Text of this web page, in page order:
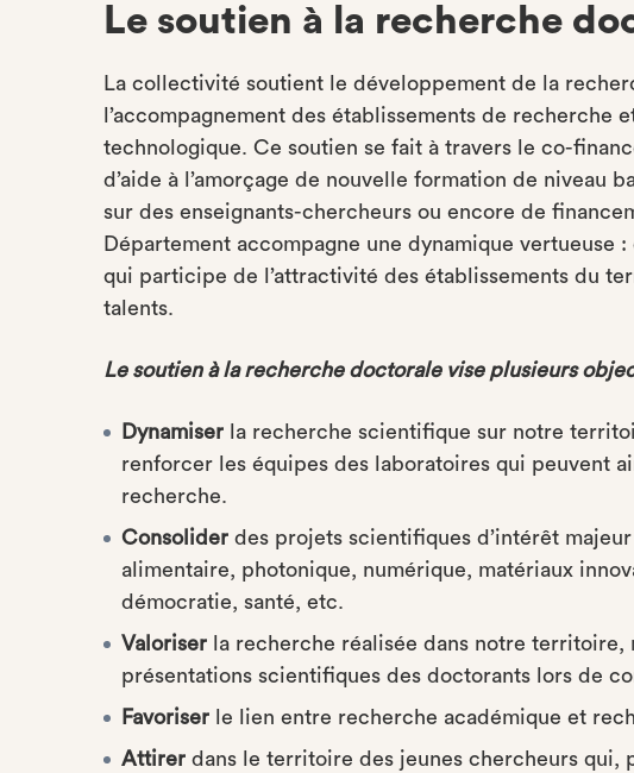
Le soutien à la recherche
La collectivité soutient le développement de la
l’accompagnement des établissements de recherche
technologique. Ce soutien se fait à travers le co-
d’aide à l’amorçage de nouvelle formation de niveau
sur des enseignants-chercheurs ou encore de
Département accompagne une dynamique vertueuse
qui participe de l’attractivité des établissements du
talents.
Le soutien à la recherche doctorale vise plusieurs
Dynamiser
la recherche scientifique sur notre
renforcer les équipes des laboratoires qui peuvent
recherche.
Consolider des projets scientifiques d’intérêt
alimentaire, photonique, numérique, matériaux
démocratie, santé, etc.
Valoriser
la recherche réalisée dans notre
présentations scientifiques des doctorants lors de
Favoriser le lien entre recherche académique et
Attirer dans le territoire des jeunes chercheurs qui,